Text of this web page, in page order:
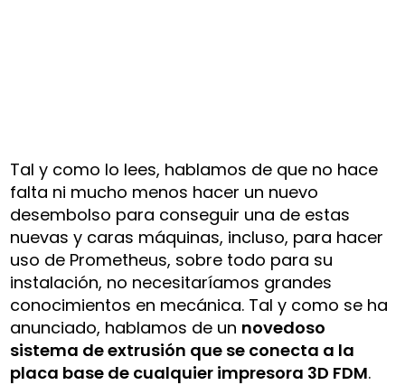
Tal y como lo lees, hablamos de que no hace
falta ni mucho menos hacer un nuevo
desembolso para conseguir una de estas
nuevas y caras máquinas, incluso, para hacer
uso de Prometheus, sobre todo para su
instalación, no necesitaríamos grandes
conocimientos en mecánica. Tal y como se ha
anunciado, hablamos de un novedoso
sistema de extrusión que se conecta a la
placa base de cualquier impresora 3D FDM.